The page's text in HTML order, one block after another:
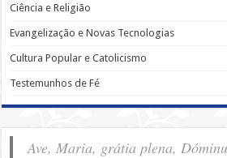
Ciência e Religião
Evangelização e Novas Tecnologias
Cultura Popular e Catolicismo
Testemunhos de Fé
Ave, Maria, grátia plena,